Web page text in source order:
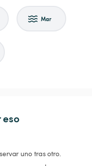
Mar
uno tras otro.